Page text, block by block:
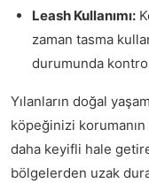
Leash Kullanımı:
zaman tasma
durumunda kontrol
Yılanların doğal
köpeğinizi
daha keyifli hale
bölgelerden uzak